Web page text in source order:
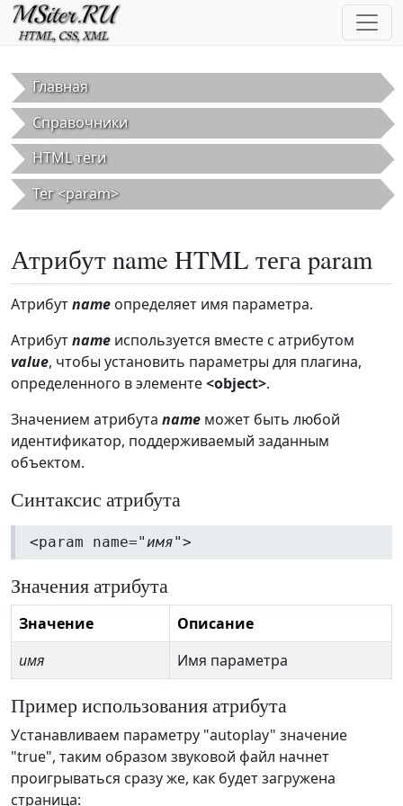
Перейти к основному содержанию
Главная
Справочники
HTML теги
Тег <param>
Атрибут name HTML тега param
Атрибутname определяет имя параметра.
Атрибутname используется вместе с атрибутом
value, чтобы установить параметры для плагина,
определенного в элементе<object>.
Значением атрибута name может быть любой
идентификатор, поддерживаемый заданным
объектом.
Синтаксис атрибута
<param name=" имя">
Значения атрибута
Значение
Описание
имя
Имя параметра
Пример использования атрибута
Устанавливаем параметру "autoplay" значение
"true", таким образом звуковой файл начнет
проигрываться сразу же, как будет загружена
страница: